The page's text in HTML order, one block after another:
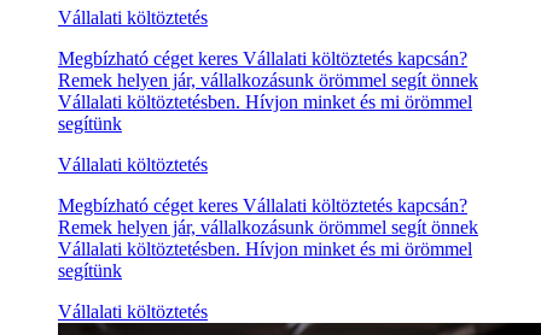
Vállalati költöztetés
Megbízható céget keres Vállalati költöztetés kapcsán?
Remek helyen jár, vállalkozásunk örömmel segít önnek
Vállalati költöztetésben. Hívjon minket és mi örömmel
segítünk
Vállalati költöztetés
Megbízható céget keres Vállalati költöztetés kapcsán?
Remek helyen jár, vállalkozásunk örömmel segít önnek
Vállalati költöztetésben. Hívjon minket és mi örömmel
segítünk
Vállalati költöztetés